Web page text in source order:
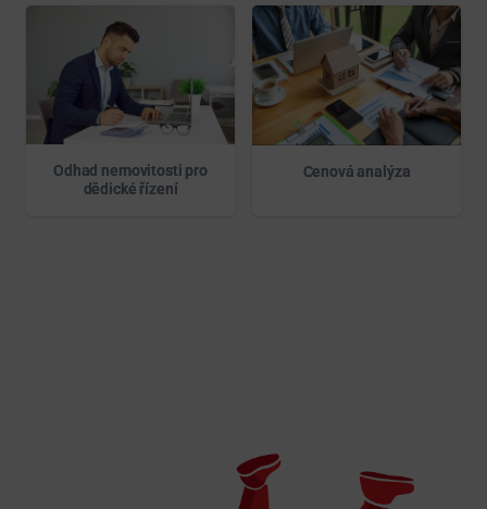
Odhad nemovitosti pro
dědické řízení
Cenová analýza